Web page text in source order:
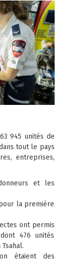
945 unités de
tout le pays
entreprises,
et les
la première
ont permis
476 unités
étaient des